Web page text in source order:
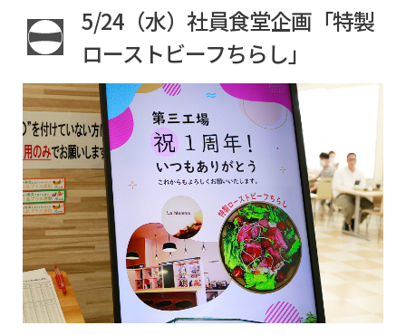
YAMATO WAY
会社概要
やまとグループ株式会社
株式会社ヤマトアグリ
株式会社大和
株式会社栄食
株式会社ONKURI
株式会社未来への恋文
おふくろの味総合研究所
食品製造品質研究所
株式会社カーチョイス
株式会社COMMON
株式会社UNITY
一般社団法人シニアミール協会
株式会社HAND
株式会社ライクイット
沿革
事業内容
トータルライフスタイル創造事業
農業法人の運営・管理事業
加工製造事業
フードサービス事業
コミュニティ事業
CSR
健康経営の取り組みについて
5/24（水）社員食堂企画「特製
ローストビーフちらし」